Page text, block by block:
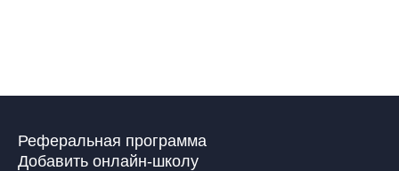
Реферальная программа
Добавить онлайн-школу